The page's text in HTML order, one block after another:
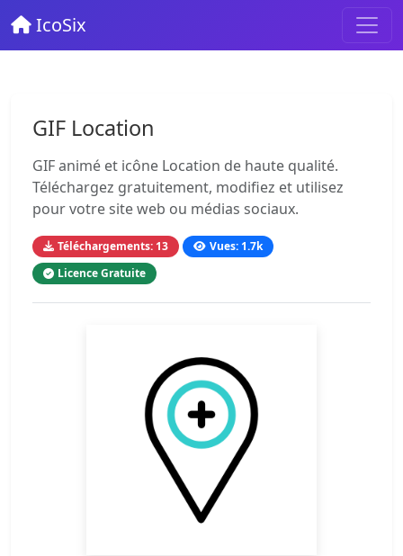
IcoSix
GIF Location
GIF animé et icône Location de haute qualité.
Téléchargez gratuitement, modifiez et utilisez
pour votre site web ou médias sociaux.
Téléchargements: 13
Vues: 1.7k
Licence Gratuite